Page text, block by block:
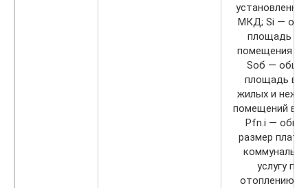
МКД; Si —
площадь i-
помещения
Sоб —
площадь
жилых и
помещений в
Pfn.i —
размер платы
услугу по
отоплению в